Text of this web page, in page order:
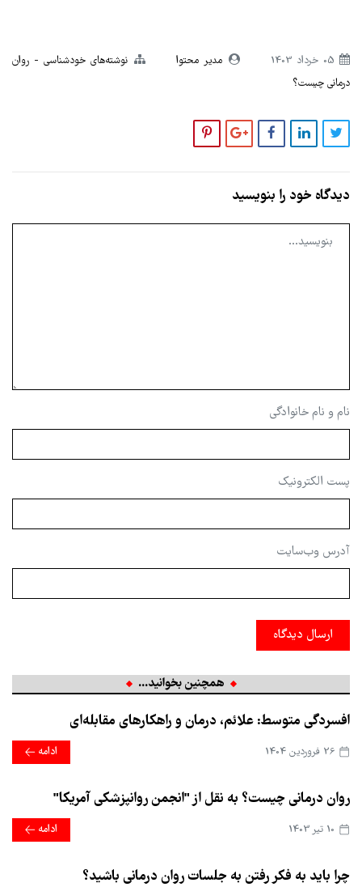
مدیر محتوا نوشته‌های خودشناسی
روان
درمانی چیست؟
دیدگاه خود را بنویسید
نام و نام خانوادگی
پست الکترونیک
آدرس وب‌سایت
ارسال دیدگاه
همچنین بخوانید...
افسردگی متوسط: علائم، درمان و راهکارهای مقابله‌ای
ادامه
روان درمانی چیست؟ به نقل از "انجمن روانپزشکی آمریکا"
ادامه
چرا باید به فکر رفتن به جلسات روان درمانی باشید؟